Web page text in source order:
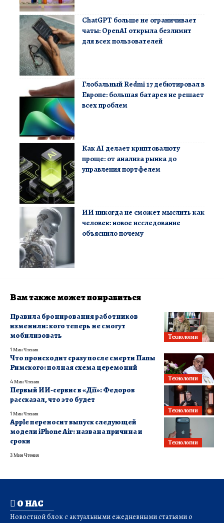
ChatGPT больше не ограничивает
чаты: OpenAI открыла безлимит
для всех пользователей
Глобальный Redmi 17 дебютировал в
Европе: большая батарея не решает
всех проблем
Как AI делает криптовалюту
проще: от анализа рынка до
управления портфелем
ИИ никогда не сможет мыслить как
человек: новое исследование
объяснило почему
Вам также может понравиться
Технологии
Правила бронирования работников
изменили: кого теперь не смогут
мобилизовать
1 Мин Чтения
Технологии
Что происходит сразу после смерти Папы
Римского: полная схема церемоний
4 Мин Чтения
Технологии
Первый ИИ-сервис в «Дії»: Федоров
рассказал, что это будет
1 Мин Чтения
Технологии
Apple переносит выпуск следующей
модели iPhone Air: названа причина и
сроки
3 Мин Чтения
О НАС
Новостной блок с актуальными ежедневными статьями о